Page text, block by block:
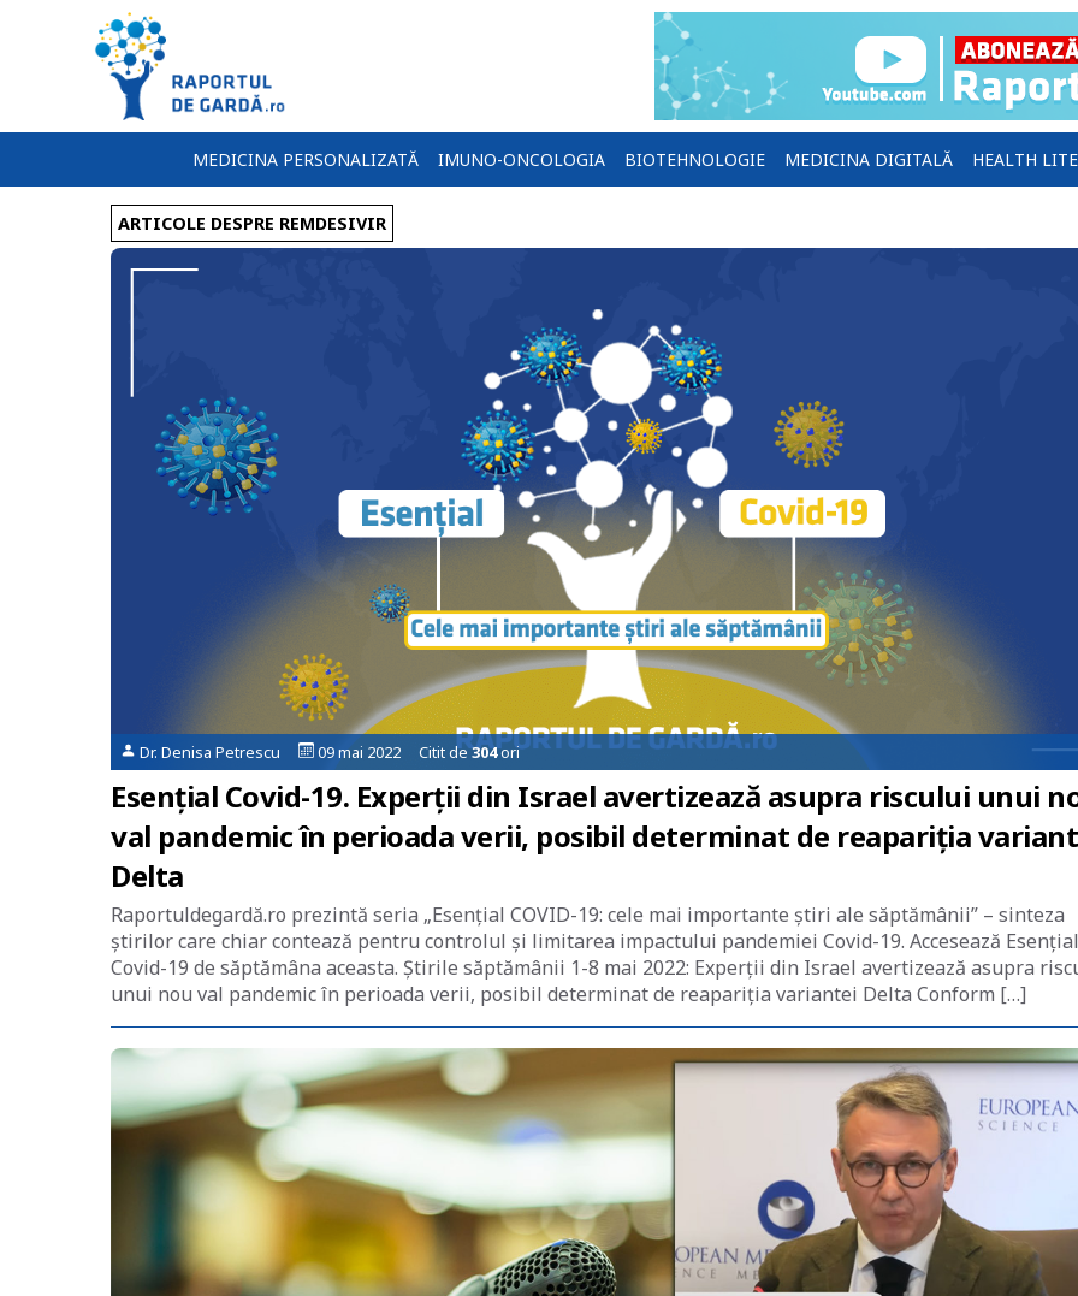
MEDICINA PERSONALIZATĂ IMUNO-ONCOLOGIA BIOTEHNOLOGIE MEDICINA DIGITALĂ HEALTH
ARTICOLE DESPRE REMDESIVIR
Dr. Denisa Petrescu 09 mai 2022 Citit de304ori
Esențial Covid-19. Experții din Israel avertizează asupra riscului unui
val pandemic în perioada verii, posibil determinat de reapariția
Delta
Raportuldegardă.ro prezintă seria „Esențial COVID-19: cele mai importante știri ale săptămânii” – sinteza
știrilor care chiar contează pentru controlul și limitarea impactului pandemiei Covid-19. Accesează Esențial
Covid-19 de săptămâna aceasta. Știrile săptămânii 1-8 mai 2022: Experții din Israel avertizează asupra
unui nou val pandemic în perioada verii, posibil determinat de reapariția variantei Delta Conform […]